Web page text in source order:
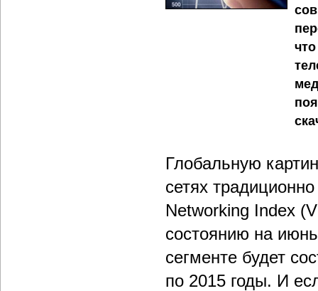
Глобальную
сетях
Networking Index
состоянию на
сегменте будет
по 2015 годы. И